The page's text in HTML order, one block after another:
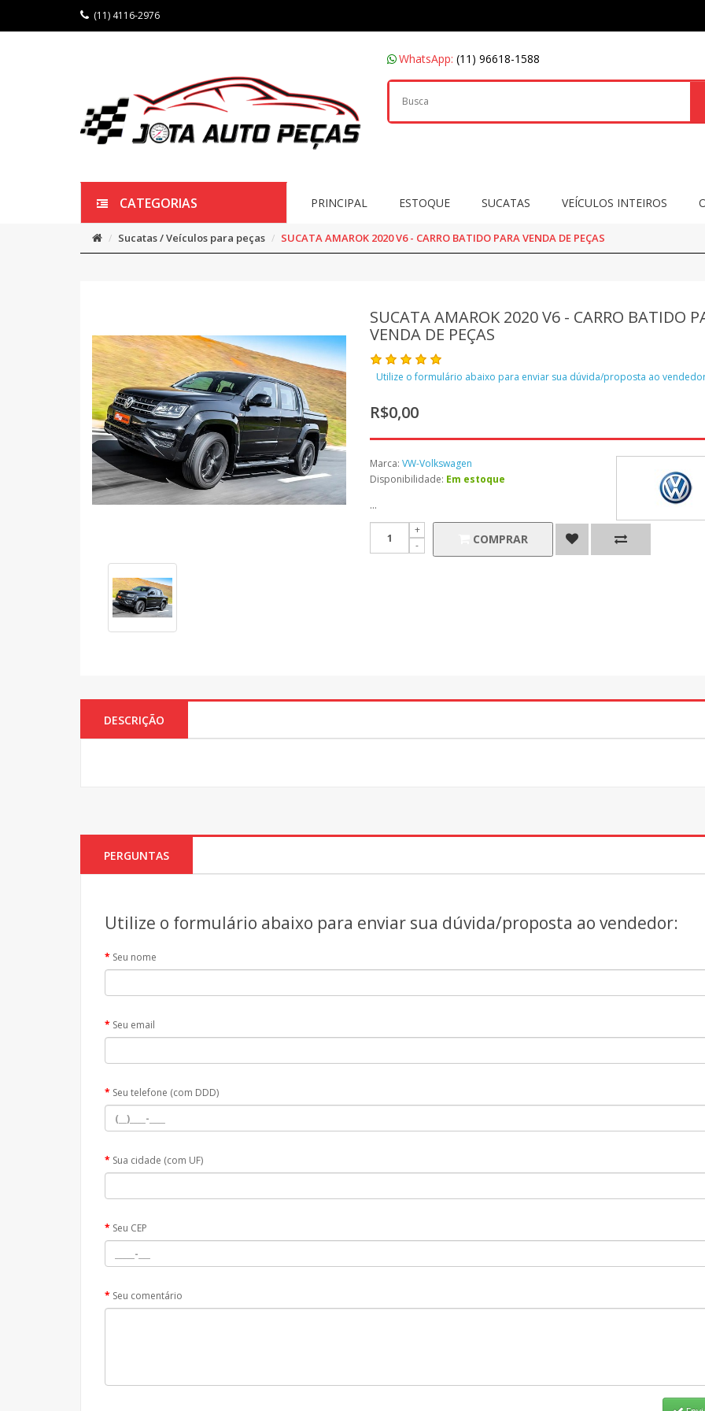
(11) 4116-2976
WhatsApp: (11) 96618-1588
CATEGORIAS PRINCIPAL ESTOQUE SUCATAS VEÍCULOS INTEIROS
Sucatas / Veículos para peças SUCATA AMAROK 2020 V6 - CARRO BATIDO PARA VENDA DE PEÇAS
SUCATA AMAROK 2020 V6 - CARRO BATIDO
VENDA DE PEÇAS
Utilize o formulário abaixo para enviar sua dúvida/proposta ao
R$0,00
Marca:VW-Volkswagen
Disponibilidade: Em estoque
...
COMPRAR
DESCRIÇÃO
PERGUNTAS
Utilize o formulário abaixo para enviar sua dúvida/proposta ao vendedor:
Seu nome
Seu email
Seu telefone (com DDD)
Sua cidade (com UF)
Seu CEP
Seu comentário